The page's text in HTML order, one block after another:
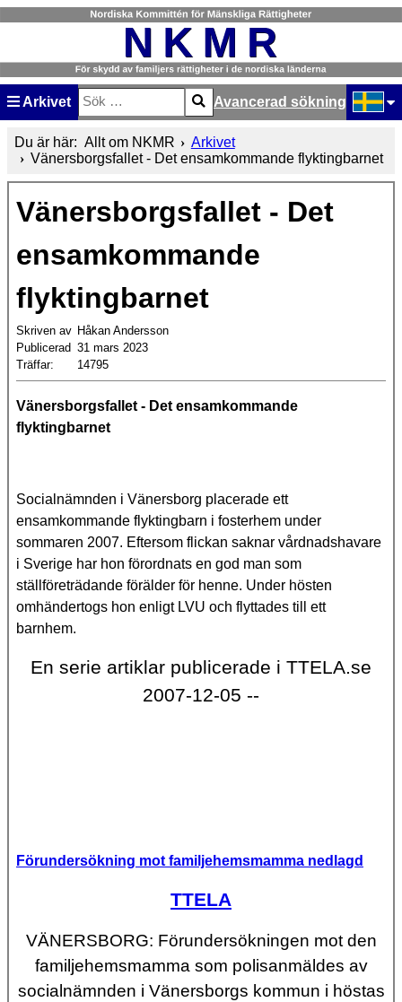
Arkivet
Sök
Type 2 or more characters for results.
Avancerad sökning
Du är här: Allt om NKMR
Arkivet
Vänersborgsfallet - Det ensamkommande flyktingbarnet
Vänersborgsfallet - Det
ensamkommande
flyktingbarnet
Skriven av Håkan Andersson
Publicerad 31 mars 2023
Träffar:
14795
Vänersborgsfallet - Det ensamkommande
flyktingbarnet
Socialnämnden i Vänersborg placerade ett
ensamkommande flyktingbarn i fosterhem under
sommaren 2007. Eftersom flickan saknar vårdnadshavare
i Sverige har hon förordnats en god man som
ställföreträdande förälder för henne. Under hösten
omhändertogs hon enligt LVU och flyttades till ett
barnhem.
En serie artiklar publicerade i TTELA.se
2007-12-05 --
Förundersökning mot familjehemsmamma nedlagd
TTELA
VÄNERSBORG: Förundersökningen mot den
familjehemsmamma som polisanmäldes av
socialnämnden i Vänersborgs kommun i höstas